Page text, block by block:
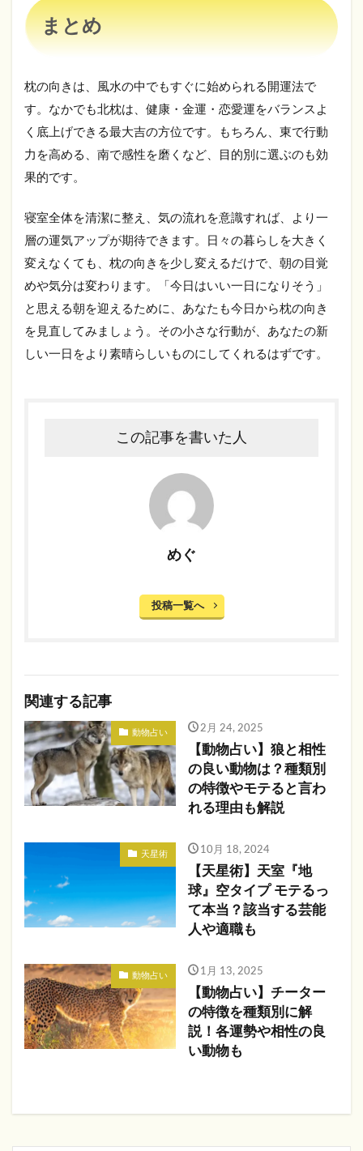
まとめ
枕の向きは、風水の中でもすぐに始められる開運法で
す。なかでも北枕は、健康・金運・恋愛運をバランスよ
く底上げできる最大吉の方位です。もちろん、東で行動
力を高める、南で感性を磨くなど、目的別に選ぶのも効
果的です。
寝室全体を清潔に整え、気の流れを意識すれば、より一
層の運気アップが期待できます。日々の暮らしを大きく
変えなくても、枕の向きを少し変えるだけで、朝の目覚
めや気分は変わります。「今日はいい一日になりそう」
と思える朝を迎えるために、あなたも今日から枕の向き
を見直してみましょう。その小さな行動が、あなたの新
しい一日をより素晴らしいものにしてくれるはずです。
この記事を書いた人
めぐ
投稿一覧へ
関連する記事
動物占い 2月 24, 2025
【動物占い】狼と相性
の良い動物は？種類別
の特徴やモテると言わ
れる理由も解説
天星術 10月 18, 2024
【天星術】天室『地
球』空タイプ モテるっ
て本当？該当する芸能
人や適職も
動物占い 1月 13, 2025
【動物占い】チーター
の特徴を種類別に解
説！各運勢や相性の良
い動物も